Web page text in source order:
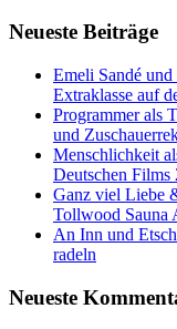
Neueste Beiträge
Emeli Sandé
Extraklasse auf
Programmer als
und
Menschlichkeit
Deutschen Films
Ganz viel Liebe
Tollwood Sauna
An Inn und
radeln
Neueste